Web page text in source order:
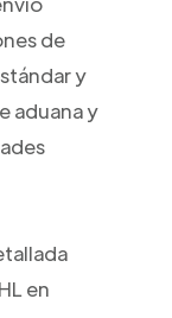
de
y
aduana y
en